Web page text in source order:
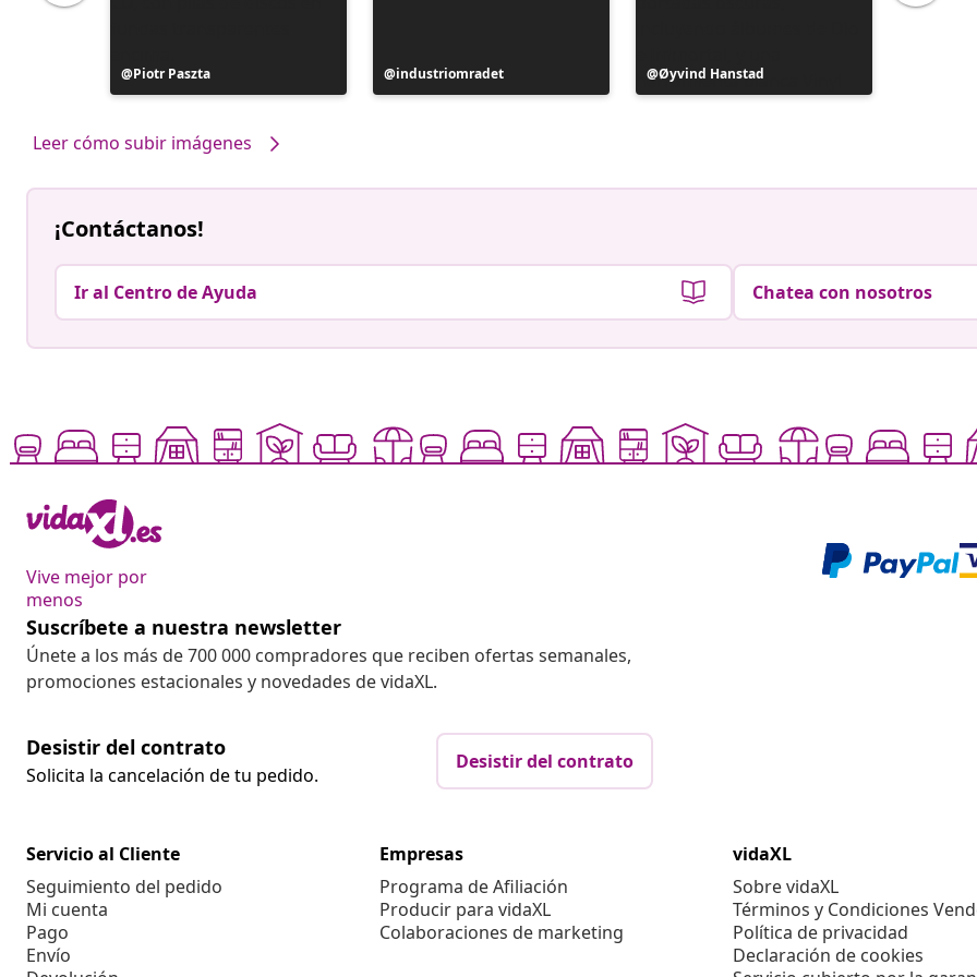
Publicación
realizada
Piotr Paszta
Publicación
realizada
industriomradet
Publicación
realizada
Øyvind Hanstad
Leer cómo subir imágenes
¡Contáctanos!
Ir al Centro de Ayuda Chatea con nosotros
Vive mejor por
menos
Suscríbete a nuestra newsletter
Únete a los más de 700 000 compradores que reciben ofertas semanales,
promociones estacionales y novedades de vidaXL.
Desistir del contrato
Solicita la cancelación de tu pedido.
Desistir del contrato
Servicio al Cliente
Seguimiento del pedido
Mi cuenta
Pago
Envío
Empresas
Programa de Afiliación
Producir para vidaXL
Colaboraciones de marketing
vidaXL
Sobre vidaXL
Términos y Condiciones
Política de privacidad
Declaración de cookies